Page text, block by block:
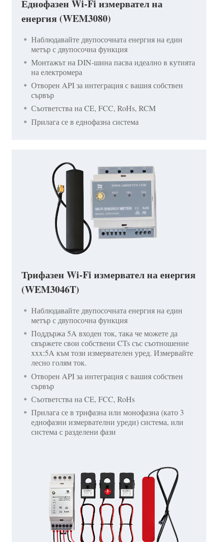
Еднофазен Wi-Fi измервател на
енергия (WEM3080)
Наблюдавайте двупосочната енергия на един
метър с двупосочна функция
Монтажът на DIN-шина пасва идеално в кутията
на електромера
Отворен API за интеграция с вашия собствен
сървър
Съответства на CE, FCC, RoHs, RCM
Прилага се в еднофазна система
Трифазен Wi-Fi измервател на енергия
(WEM3046T)
Наблюдавайте двупосочната енергия на един
метър с двупосочна функция
Поддържа 5A входен ток, така че можете да
свържете свои собствени CTs със съотношение
xxx:5A към този измервателен уред. Измервайте
лесно голям ток.
Отворен API за интеграция с вашия собствен
сървър
Съответства на CE, FCC, RoHs
Прилага се в трифазна или монофазна (като 3
еднофазни измервателни уреди) система, или
система с разделени фази